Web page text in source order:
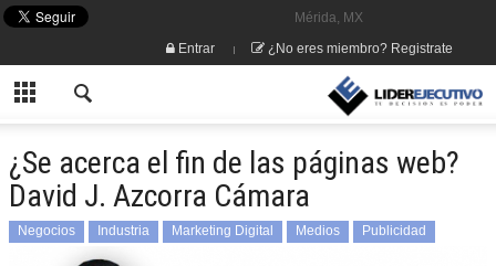
Mérida, MX
Entrar
¿No eres miembro? Registrate
¿Se acerca el fin de las páginas web?
David J. Azcorra Cámara
Negocios Industria Marketing Digital Medios
Publicidad
David J Azcorra Cámara